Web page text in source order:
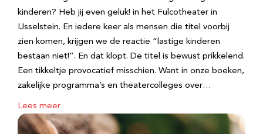
kinderen? Heb jij even geluk! in het Fulcotheater in
IJsselstein. En iedere keer als mensen die titel voorbij
zien komen, krijgen we de reactie “lastige kinderen
bestaan niet!”. En dat klopt. De titel is bewust prikkelend.
Een tikkeltje provocatief misschien. Want in onze boeken,
zakelijke programma’s en theatercolleges over…
Lees meer